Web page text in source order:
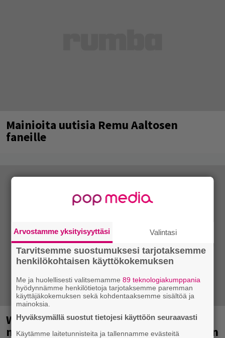
Mainioita uutisia Remu Aaltosen
faneille
Weezer palaa Suomeen yli
neljännesvuosisadan odotuksen jälkeen
Arvostamme yksityisyyttäsi Valintasi
Tarvitsemme suostumuksesi tarjotaksemme
henkilökohtaisen käyttökokemuksen
Me ja huolellisesti valitsemamme89 teknologiakumppania
hyödynnämme henkilötietoja tarjotaksemme paremman
käyttäjäkokemuksen sekä kohdentaaksemme sisältöä ja
mainoksia.
Hyväksymällä suostut tietojesi käyttöön seuraavasti
Käytämme laitetunnisteita ja tallennamme evästeitä